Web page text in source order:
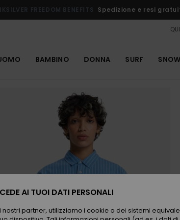
FREEDOM BENEFITS Spedizione e resi
BAMBINO DONNA SURF SNOW
AI TUOI DATI PERSONALI
partner, utilizziamo i cookie o dei sistemi